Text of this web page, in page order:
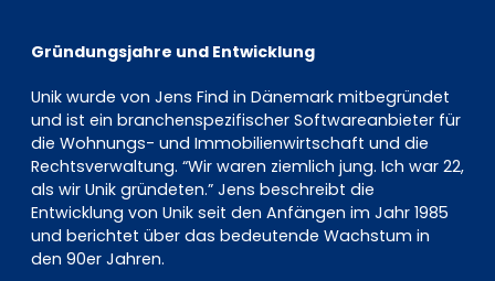
Gründungsjahre und Entwicklung
Unik wurde von Jens Find in Dänemark mitbegründet
und ist ein branchenspezifischer Softwareanbieter für
die Wohnungs- und Immobilienwirtschaft und die
Rechtsverwaltung. “Wir waren ziemlich jung. Ich war 22,
als wir Unik gründeten.” Jens beschreibt die
Entwicklung von Unik seit den Anfängen im Jahr 1985
und berichtet über das bedeutende Wachstum in
den 90er Jahren.